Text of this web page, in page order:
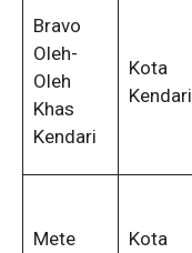
Bravo
Oleh-
Oleh
Khas
Kendari
Kota
Kendari
Mete
Kota